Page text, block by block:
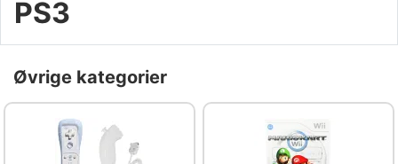
PS3
Øvrige kategorier